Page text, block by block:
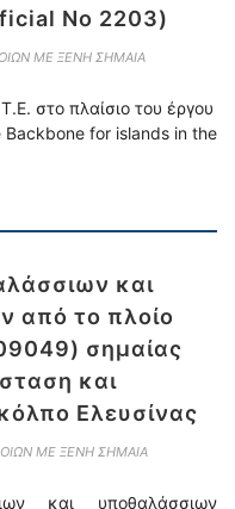
No 2203)
ΜΕ ΞΕΝΗ ΣΗΜΑΙΑ
στο πλαίσιο του έργου
Backbone for islands in the
και
από το πλοίο
σημαίας
και
Ελευσίνας
ΜΕ ΞΕΝΗ ΣΗΜΑΙΑ
και υποθαλάσσιων